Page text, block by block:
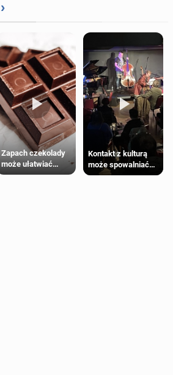
›
Zapach czekolady
może ułatwiać
trening siłowy
Kontakt z kulturą
może spowalniać
starzenie